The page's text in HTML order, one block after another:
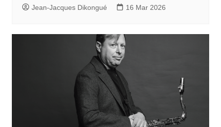
Jean-Jacques Dikongué 16 Mar 2026